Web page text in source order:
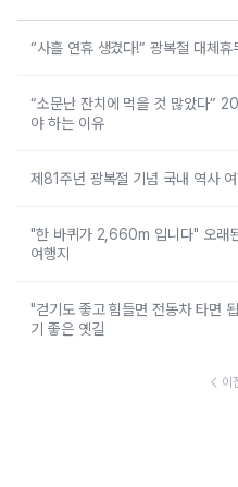
“사흘 연휴 생겼다!” 광복절 대체휴
“소문난 잔치에 먹을 것 많았다”
야 하는 이유
제81주년 광복절 기념 국내 역사
"한 바퀴가 2,660m 입니다" 오래
여행지
"걷기도 좋고 힘들면 전동차 타면
기 좋은 옛길
이